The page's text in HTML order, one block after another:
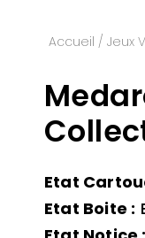
Accueil / Jeux
Etat
Etat Boite :